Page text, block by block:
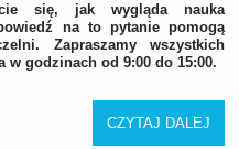
się, jak wygląda nauka
na to pytanie pomogą
Zapraszamy wszystkich
w godzinach od 9:00 do 15:00.
CZYTAJ DALEJ